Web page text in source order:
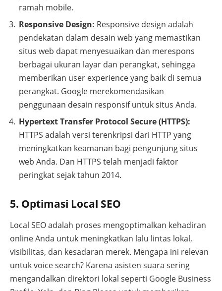
ramah mobile.
Responsive Design: Responsive design adalah
pendekatan dalam desain web yang memastikan
situs web dapat menyesuaikan dan merespons
berbagai ukuran layar dan perangkat, sehingga
memberikan user experience yang baik di semua
perangkat. Google merekomendasikan
penggunaan desain responsif untuk situs Anda.
Hypertext Transfer Protocol Secure (HTTPS):
HTTPS adalah versi terenkripsi dari HTTP yang
meningkatkan keamanan bagi pengunjung situs
web Anda. Dan HTTPS telah menjadi faktor
peringkat sejak tahun 2014.
5. Optimasi Local SEO
Local SEO adalah proses mengoptimalkan kehadiran
online Anda untuk meningkatkan lalu lintas lokal,
visibilitas, dan kesadaran merek. Mengapa ini relevan
untuk voice search? Karena asisten suara sering
mengandalkan direktori lokal seperti Google Business